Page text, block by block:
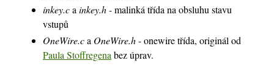
inkey.ca inkey.h- malinká třída na obsluhu stavu
vstupů
OneWire.ca OneWire.h- onewire třída, originál od
Paula Stoffregena bez úprav.